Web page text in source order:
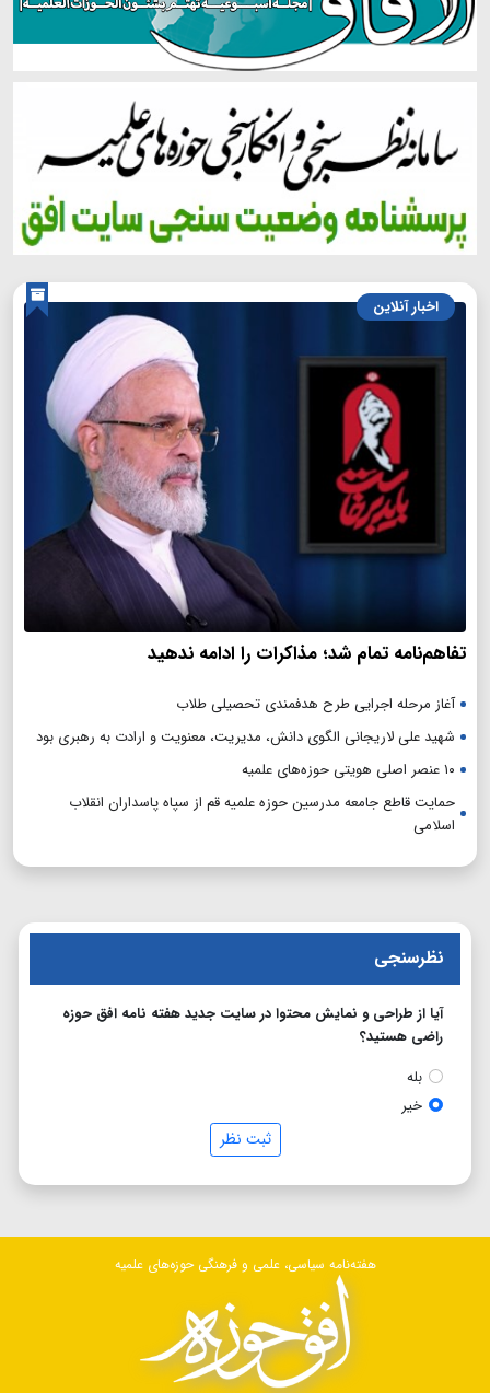
اخبار آنلاین
تفاهم‌نامه تمام شد؛ مذاکرات را ادامه ندهید
آغاز مرحله اجرایی طرح هدفمندی تحصیلی طلاب
شهید علی لاریجانی الگوی دانش، مدیریت، معنویت و ارادت به رهبری بود
۱۰ عنصر اصلی هویتی حوزه‌های علمیه
حمایت قاطع جامعه مدرسین حوزه علمیه قم از سپاه پاسداران انقلاب
اسلامی
نظرسنجی
آیا از طراحی و نمایش محتوا در سایت جدید هفته نامه افق حوزه
راضی هستید؟
بله
خیر
ثبت نظر
هفته‌نامه سیاسی، علمی و فرهنگی حوزه‌های علمیه